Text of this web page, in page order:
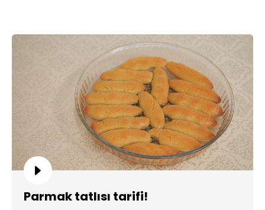
Parmak tatlısı tarifi!